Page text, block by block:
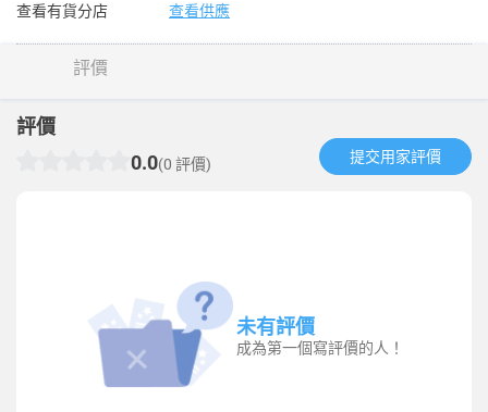
查看有貨分店 查看供應
評價
評價
0.0(0 評價) 提交用家評價​
未有評價
成為第一個寫評價的人！